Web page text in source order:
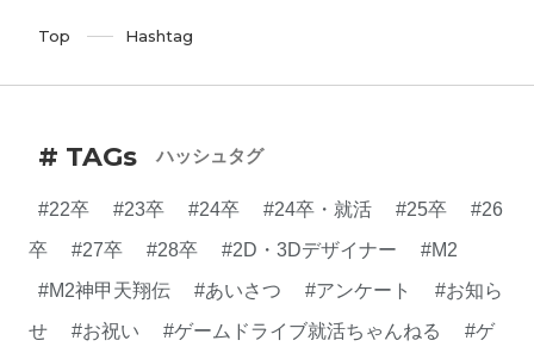
Top Hashtag
# TAGs ハッシュタグ
#22卒 #23卒 #24卒 #24卒・就活 #25卒
#26
卒
#27卒 #28卒 #2D・3Dデザイナー
#M2
#M2神甲天翔伝
#あいさつ #アンケート
#お知ら
せ
#お祝い #ゲームドライブ就活ちゃんねる
#ゲ